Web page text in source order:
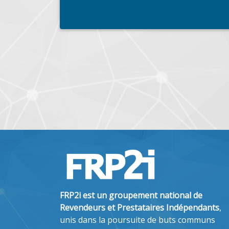
FRP2i est un groupement national de
Revendeurs et Prestataires Indépendants,
unis dans la poursuite de buts communs